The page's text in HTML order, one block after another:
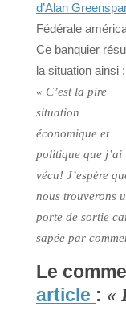
d’Alan
Fédérale
Ce banquier
la situation ainsi :
« C’est la pire
situation
économique et
politique que j’ai
vécu! J’espère
nous trouverons
porte de sortie
sapée par
Le
article : «